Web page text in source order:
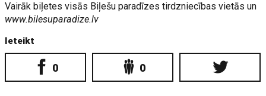
Vairāk biļetes visās Biļešu paradīzes tirdzniecības vietās un
www.bilesuparadize.lv
Ieteikt
0 0